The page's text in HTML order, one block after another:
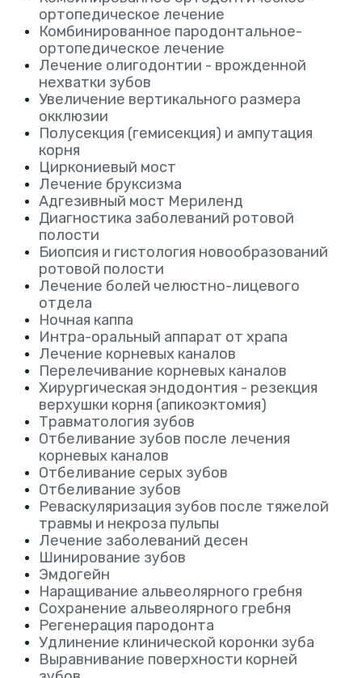
ортопедическое лечение
Комбинированное пародонтальное-
ортопедическое лечение
Лечение олигодонтии - врожденной
нехватки зубов
Увеличение вертикального размера
окклюзии
Полусекция (гемисекция) и ампутация
корня
Циркониевый мост
Лечение бруксизма
Адгезивный мост Мериленд
Диагностика заболеваний ротовой
полости
Биопсия и гистология новообразований
ротовой полости
Лечение болей челюстно-лицевого
отдела
Ночная каппа
Интра-оральный аппарат от храпа
Лечение корневых каналов
Перелечивание корневых каналов
Хирургическая эндодонтия - резекция
верхушки корня (апикоэктомия)
Травматология зубов
Отбеливание зубов после лечения
корневых каналов
Отбеливание серых зубов
Отбеливание зубов
Реваскуляризация зубов после тяжелой
травмы и некроза пульпы
Лечение заболеваний десен
Шинирование зубов
Эмдогейн
Наращивание альвеолярного гребня
Сохранение альвеолярного гребня
Регенерация пародонта
Удлинение клинической коронки зуба
Выравнивание поверхности корней